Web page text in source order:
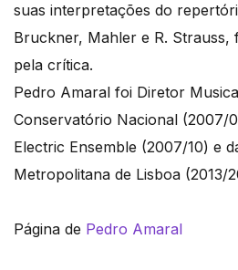
suas interpretações do
Bruckner, Mahler e R. Strauss,
pela crítica.
Pedro Amaral foi Diretor
Conservatório Nacional (2007/
Electric Ensemble (2007/10) e
Metropolitana de Lisboa (2013/
Página de Pedro Amaral